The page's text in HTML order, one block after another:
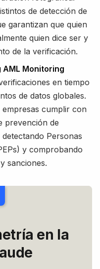
de detección de
garantizan que quien
quien dice ser y
de la verificación.
AML Monitoring
en tiempo
de datos globales.
cumplir con
prevención de
Personas
y comprobando
sanciones.
en la